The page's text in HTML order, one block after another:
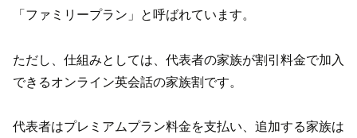
「ファミリープラン」と呼ばれています。
ただし、仕組みとしては、代表者の家族が割引料金で加入
できるオンライン英会話の家族割です。
代表者はプレミアムプラン料金を支払い、追加する家族は